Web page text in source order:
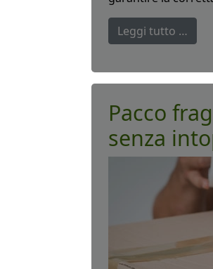
Leggi tutto …
Pacco
senza